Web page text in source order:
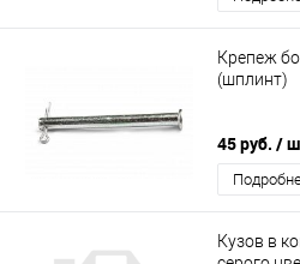
Крепеж
(шплинт)
45 руб. /
Кузов в